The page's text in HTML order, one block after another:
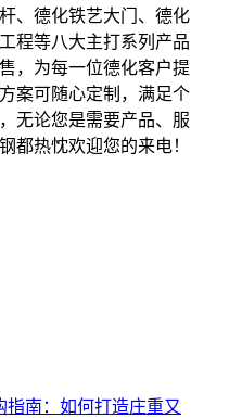
、德化铁艺大门、德化
程等八大主打系列产品
，为每一位德化客户提
案可随心定制，满足个
无论您是需要产品、服
都热忱欢迎您的来电！
指南：如何打造庄重又